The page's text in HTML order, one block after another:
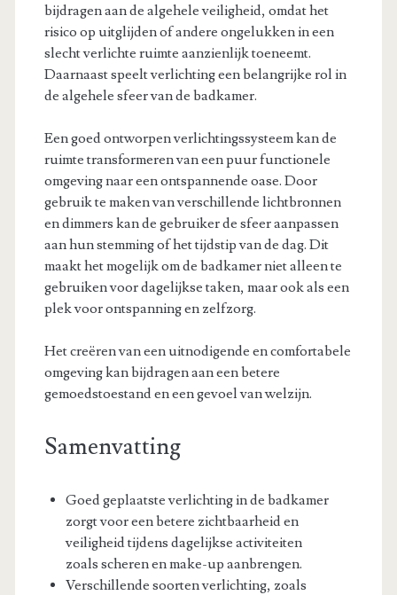
bijdragen aan de algehele veiligheid, omdat het
risico op uitglijden of andere ongelukken in een
slecht verlichte ruimte aanzienlijk toeneemt.
Daarnaast speelt verlichting een belangrijke rol in
de algehele sfeer van de badkamer.
Een goed ontworpen verlichtingssysteem kan de
ruimte transformeren van een puur functionele
omgeving naar een ontspannende oase. Door
gebruik te maken van verschillende lichtbronnen
en dimmers kan de gebruiker de sfeer aanpassen
aan hun stemming of het tijdstip van de dag. Dit
maakt het mogelijk om de badkamer niet alleen te
gebruiken voor dagelijkse taken, maar ook als een
plek voor ontspanning en zelfzorg.
Het creëren van een uitnodigende en comfortabele
omgeving kan bijdragen aan een betere
gemoedstoestand en een gevoel van welzijn.
Samenvatting
Goed geplaatste verlichting in de badkamer
zorgt voor een betere zichtbaarheid en
veiligheid tijdens dagelijkse activiteiten
zoals scheren en make-up aanbrengen.
Verschillende soorten verlichting, zoals